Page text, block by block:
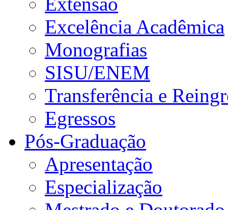
Excelência Acadêmica
Monografias
SISU/ENEM
Transferência e
Egressos
Pós-Graduação
Apresentação
Especialização